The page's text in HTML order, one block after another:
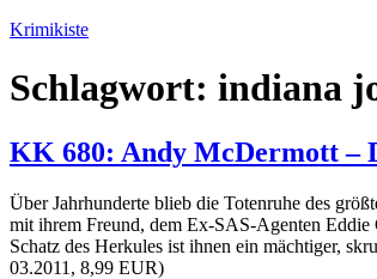
Zum
springen
Krimikiste
Schlagwort: indiana
KK 680: Andy McDermott –
Über Jahrhunderte blieb die Totenruhe des
mit ihrem Freund, dem Ex-SAS-Agenten Eddie
Schatz des Herkules ist ihnen ein mächtiger,
03.2011, 8,99 EUR)